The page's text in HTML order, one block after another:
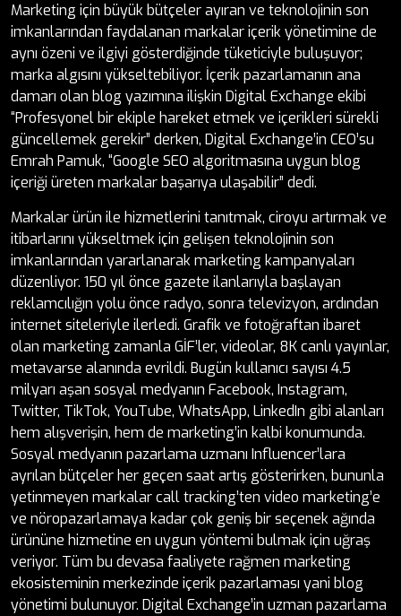
Marketing için büyük bütçeler ayıran ve teknolojinin son
imkanlarından faydalanan markalar içerik yönetimine de
aynı özeni ve ilgiyi gösterdiğinde tüketiciyle buluşuyor;
marka algısını yükseltebiliyor. İçerik pazarlamanın ana
damarı olan blog yazımına ilişkin Digital Exchange ekibi
“Profesyonel bir ekiple hareket etmek ve içerikleri sürekli
güncellemek gerekir” derken, Digital Exchange’in CEO’su
Emrah Pamuk, “Google SEO algoritmasına uygun blog
içeriği üreten markalar başarıya ulaşabilir” dedi.
Markalar ürün ile hizmetlerini tanıtmak, ciroyu artırmak ve
itibarlarını yükseltmek için gelişen teknolojinin son
imkanlarından yararlanarak marketing kampanyaları
düzenliyor. 150 yıl önce gazete ilanlarıyla başlayan
reklamcılığın yolu önce radyo, sonra televizyon, ardından
internet siteleriyle ilerledi. Grafik ve fotoğraftan ibaret
olan marketing zamanla GİF’ler, videolar, 8K canlı yayınlar,
metavarse alanında evrildi. Bugün kullanıcı sayısı 4.5
milyarı aşan sosyal medyanın Facebook, Instagram,
Twitter, TikTok, YouTube, WhatsApp, LinkedIn gibi alanları
hem alışverişin, hem de marketing’in kalbi konumunda.
Sosyal medyanın pazarlama uzmanı Influencer’lara
ayrılan bütçeler her geçen saat artış gösterirken, bununla
yetinmeyen markalar call tracking’ten video marketing’e
ve nöropazarlamaya kadar çok geniş bir seçenek ağında
ürününe hizmetine en uygun yöntemi bulmak için uğraş
veriyor. Tüm bu devasa faaliyete rağmen marketing
ekosisteminin merkezinde içerik pazarlaması yani blog
yönetimi bulunuyor. Digital Exchange’in uzman pazarlama